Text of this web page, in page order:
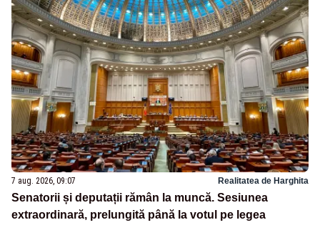
7 aug. 2026, 09:07 Realitatea de Harghita
Senatorii și deputații rămân la muncă. Sesiunea
extraordinară, prelungită până la votul pe legea